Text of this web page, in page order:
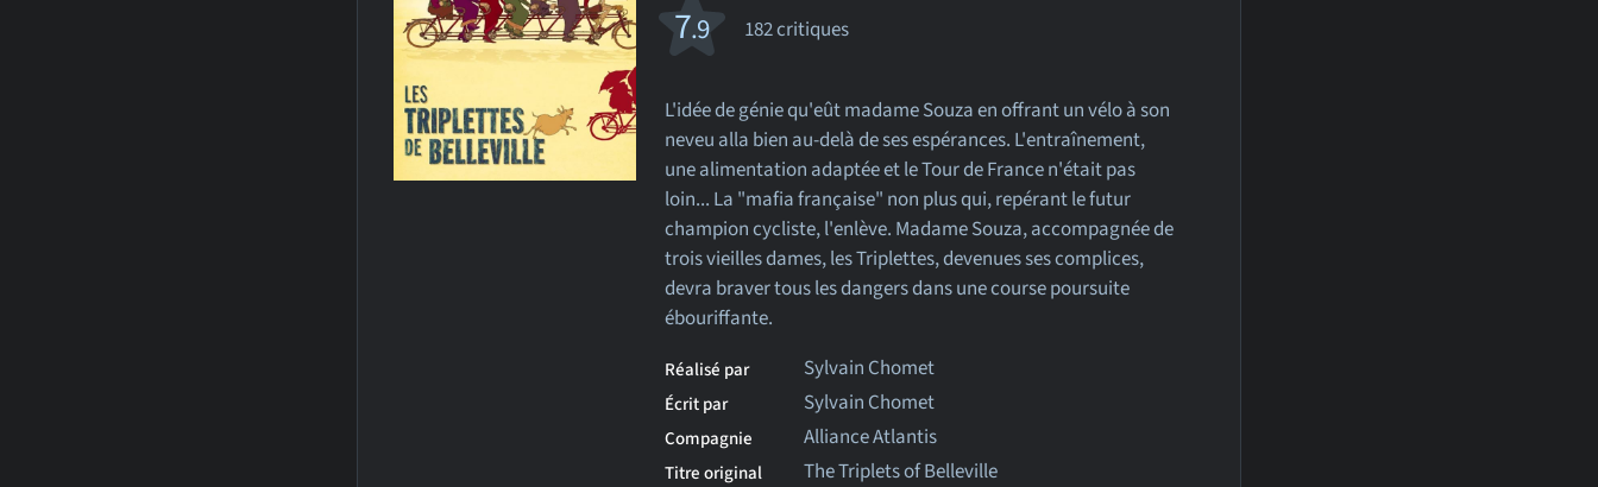
7.9 182 critiques
L'idée de génie qu'eût madame Souza en offrant un vélo à son
neveu alla bien au-delà de ses espérances. L'entraînement,
une alimentation adaptée et le Tour de France n'était pas
loin... La "mafia française" non plus qui, repérant le futur
champion cycliste, l'enlève. Madame Souza, accompagnée de
trois vieilles dames, les Triplettes, devenues ses complices,
devra braver tous les dangers dans une course poursuite
ébouriffante.
Réalisé par Sylvain Chomet
Écrit par Sylvain Chomet
Compagnie Alliance Atlantis
Titre original The Triplets of Belleville